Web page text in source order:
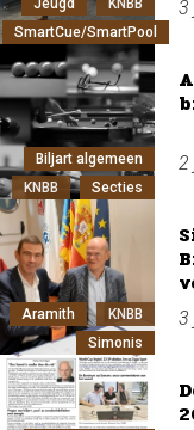
Jeugd
KNBB
SmartCue/SmartPool
3
Biljart algemeen
KNBB
Secties
2
Aramith
KNBB
Simonis
3